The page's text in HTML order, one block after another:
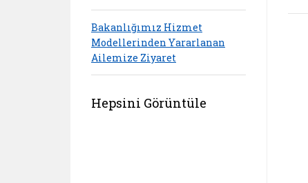
Bakanlığımız Hizmet
Modellerinden Yararlanan
Ailemize Ziyaret
Hepsini Görüntüle